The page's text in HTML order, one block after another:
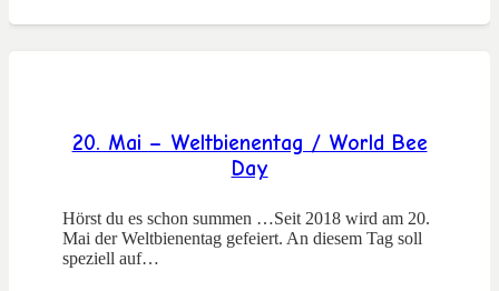
20. Mai – Weltbienentag / World Bee
Day
Hörst du es schon summen …Seit 2018 wird am 20.
Mai der Weltbienentag gefeiert. An diesem Tag soll
speziell auf…